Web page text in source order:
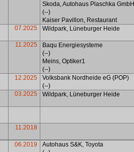
Skoda, Autohaus Plaschka GmbH
(--)
Kaiser Pavillon, Restaurant
07.2025 Wildpark, Lüneburger Heide
11.2025 Baqu Energiesysteme
(--)
Meins, Optiker1
(--)
12.2025 Volksbank Nordheide eG (POP)
(--)
03.2025 Wildpark, Lüneburger Heide
11.2018
06.2019
Autohaus S&K, Toyota